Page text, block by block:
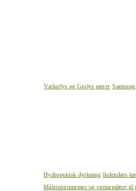
Vækstlys og Grolys pærer
Hydroponisk dyrkning Indendørs
Måleinstrumenter og varmemåtter til